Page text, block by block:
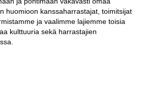
huomioon kanssaharrastajat, toimitsijat
ja vaalimme lajiemme toisia
kulttuuria sekä harrastajien